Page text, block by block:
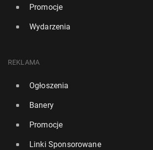
Promocje
Wydarzenia
REKLAMA
Ogłoszenia
Banery
Promocje
Linki Sponsorowane